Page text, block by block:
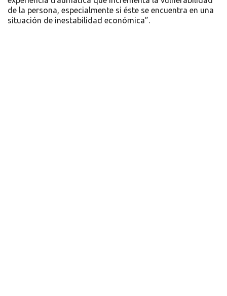
de la persona, especialmente si éste se encuentra en una
situación de inestabilidad económica”.